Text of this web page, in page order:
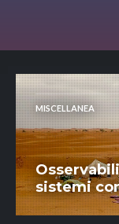
MISCELLANEA
sistemi